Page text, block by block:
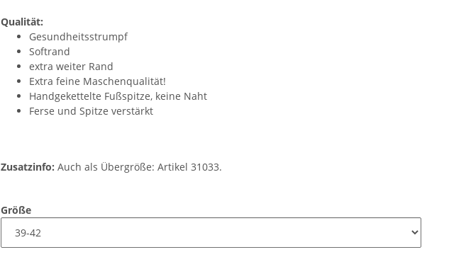
Qualität:
Gesundheitsstrumpf
Softrand
extra weiter Rand
Extra feine Maschenqualität!
Handgekettelte Fußspitze, keine Naht
Ferse und Spitze verstärkt
Zusatzinfo: Auch als Übergröße: Artikel 31033.
Größe